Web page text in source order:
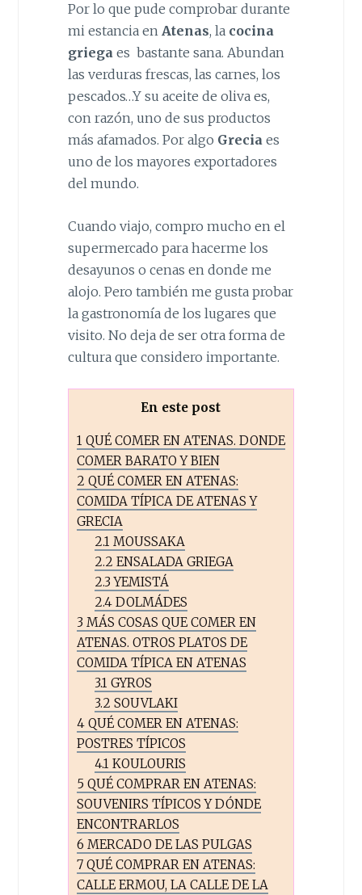
Por lo que pude comprobar durante
mi estancia en Atenas, la cocina
griegaes bastante sana. Abundan
las verduras frescas, las carnes, los
pescados…Y su aceite de oliva es,
con razón, uno de sus productos
más afamados. Por algo Greciaes
uno de los mayores exportadores
del mundo.
Cuando viajo, compro mucho en el
supermercado para hacerme los
desayunos o cenas en donde me
alojo. Pero también me gusta probar
la gastronomía de los lugares que
visito. No deja de ser otra forma de
cultura que considero importante.
En este post
1 QUÉ COMER EN ATENAS. DONDE
COMER BARATO Y BIEN
2 QUÉ COMER EN ATENAS:
COMIDA TÍPICA DE ATENAS Y
GRECIA
2.1 MOUSSAKA
2.2 ENSALADA GRIEGA
2.3 YEMISTÁ
2.4 DOLMÁDES
3 MÁS COSAS QUE COMER EN
ATENAS. OTROS PLATOS DE
COMIDA TÍPICA EN ATENAS
3.1 GYROS
3.2 SOUVLAKI
4QUÉ COMER EN ATENAS:
POSTRES TÍPICOS
4.1 KOULOURIS
5 QUÉ COMPRAR EN ATENAS:
SOUVENIRS TÍPICOS Y DÓNDE
ENCONTRARLOS
6 MERCADO DE LAS PULGAS
7QUÉ COMPRAR EN ATENAS:
CALLE ERMOU, LA CALLE DE LA